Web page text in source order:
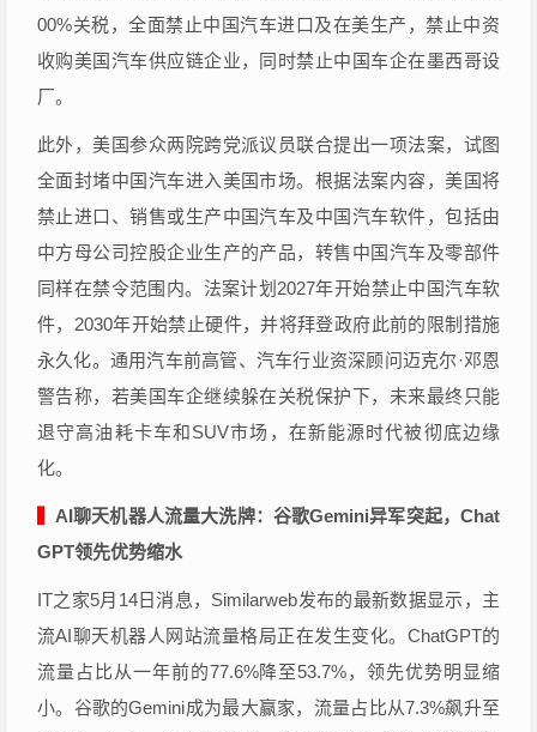
00%关税，全面禁止中国汽车进口及在美生产，禁止中资
收购美国汽车供应链企业，同时禁止中国车企在墨西哥设
厂。
此外，美国参众两院跨党派议员联合提出一项法案，试图
全面封堵中国汽车进入美国市场。根据法案内容，美国将
禁止进口、销售或生产中国汽车及中国汽车软件，包括由
中方母公司控股企业生产的产品，转售中国汽车及零部件
同样在禁令范围内。法案计划2027年开始禁止中国汽车软
件，2030年开始禁止硬件，并将拜登政府此前的限制措施
永久化。通用汽车前高管、汽车行业资深顾问迈克尔·邓恩
警告称，若美国车企继续躲在关税保护下，未来最终只能
退守高油耗卡车和SUV市场，在新能源时代被彻底边缘
化。
AI聊天机器人流量大洗牌：谷歌Gemini异军突起，Chat
GPT领先优势缩水
IT之家5月14日消息，Similarweb发布的最新数据显示，主
流AI聊天机器人网站流量格局正在发生变化。ChatGPT的
流量占比从一年前的77.6%降至53.7%，领先优势明显缩
小。谷歌的Gemini成为最大赢家，流量占比从7.3%飙升至